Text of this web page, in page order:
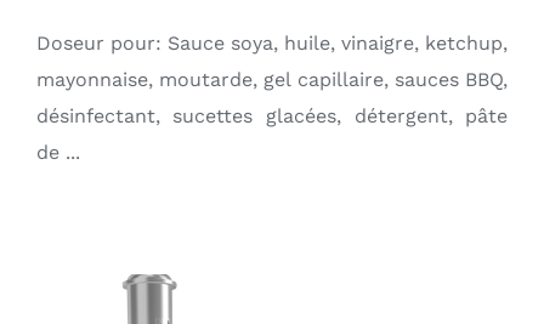
Doseur pour: Sauce soya, huile, vinaigre, ketchup,
mayonnaise, moutarde, gel capillaire, sauces BBQ,
désinfectant, sucettes glacées, détergent, pâte
de ...